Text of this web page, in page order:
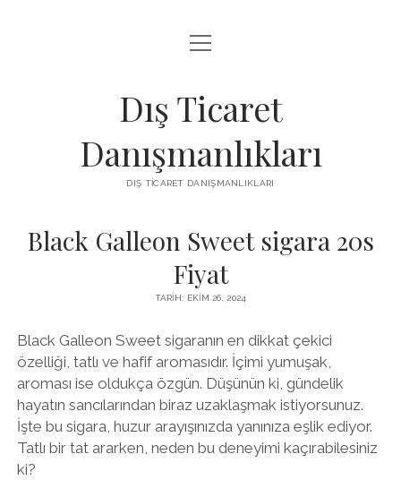
IGTV IZLENME ARTTIRMA HILESI BEDAVA
SAYFA LISTESI
THREADS TAKIPÇI ÇOĞALTMA
menüyü
aç
Dış Ticaret
Danışmanlıkları
DIŞ TICARET DANIŞMANLIKLARI
Black Galleon Sweet sigara 20s
Fiyat
TARIH: EKIM 26, 2024
Black Galleon Sweet sigaranın en dikkat çekici
özelliği, tatlı ve hafif aromasıdır. İçimi yumuşak,
aroması ise oldukça özgün. Düşünün ki, gündelik
hayatın sancılarından biraz uzaklaşmak istiyorsunuz.
İşte bu sigara, huzur arayışınızda yanınıza eşlik ediyor.
Tatlı bir tat ararken, neden bu deneyimi kaçırabilesiniz
ki?